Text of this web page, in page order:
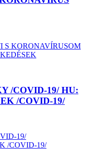
S KORONAVÍRUSOM
/COVID-19/ HU:
/COVID-19/
19/
/COVID-19/